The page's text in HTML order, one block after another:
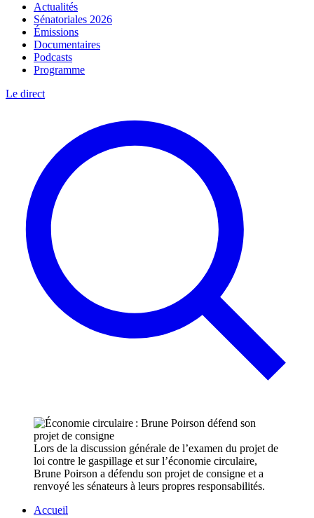
Actualités
Sénatoriales 2026
Émissions
Documentaires
Podcasts
Programme
Le direct
Lors de la discussion générale de l’examen du projet de
loi contre le gaspillage et sur l’économie circulaire,
Brune Poirson a défendu son projet de consigne et a
renvoyé les sénateurs à leurs propres responsabilités.
Accueil